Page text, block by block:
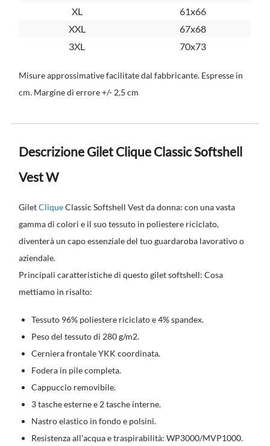
XL
61x66
XXL
67x68
3XL
70x73
Misure approssimative facilitate dal fabbricante. Espresse in
cm. Margine di errore +/- 2,5 cm
Descrizione Gilet Clique Classic Softshell
Vest W
GiletCliqueClassic Softshell Vest da donna: con una vasta
gamma di colori e il suo tessuto in poliestere riciclato,
diventerà un capo essenziale del tuo guardaroba lavorativo o
aziendale.
Principali caratteristiche di questo gilet softshell: Cosa
mettiamo in risalto:
Tessuto 96% poliestere riciclato e 4% spandex.
Peso del tessuto di 280 g/m2.
Cerniera frontale YKK coordinata.
Fodera in pile completa.
Cappuccio removibile.
3 tasche esterne e 2 tasche interne.
Nastro elastico in fondo e polsini.
Resistenza all'acqua e traspirabilità: WP3000/MVP1000.